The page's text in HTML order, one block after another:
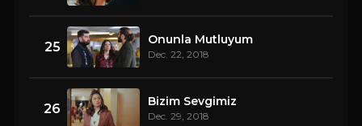
25 Onunla Mutluyum
Dec. 22, 2018
26 Bizim Sevgimiz
Dec. 29, 2018